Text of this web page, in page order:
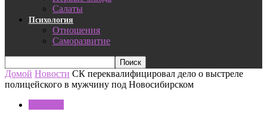
Салаты
Психология
Отношения
Саморазвитие
Домой Новости СК переквалифицировал дело о выстреле
полицейского в мужчину под Новосибирском